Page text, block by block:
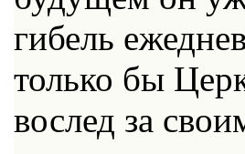
гибель
только бы
вослед за